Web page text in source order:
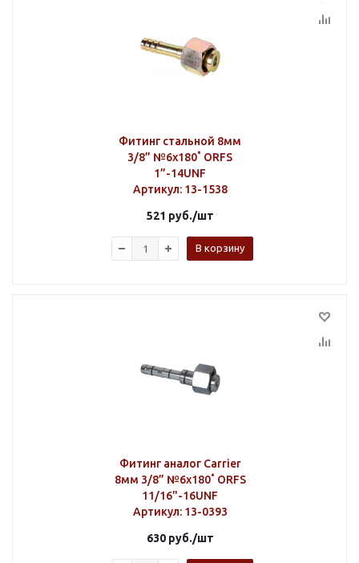
Фитинг стальной 8мм
3/8” №6х180˚ ORFS
1”-14UNF
Артикул: 13-1538
521 руб./шт
В корзину
Фитинг аналог Carrier
8мм 3/8” №6х180˚ ORFS
11/16"-16UNF
Артикул: 13-0393
630руб./шт